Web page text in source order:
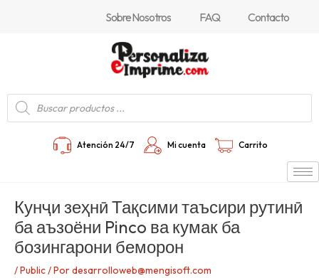
Sobre Nosotros FAQ Contacto
Búsqueda
de
productos
Atención 24/7 Mi cuenta Carrito
Кунҷи зеҳнӣ Тақсими таъсири рутинӣ
ба аъзоёни Pinco ва кумак ба
бозингарони беморон
/Public/ Pordesarrolloweb@mengisoft.com